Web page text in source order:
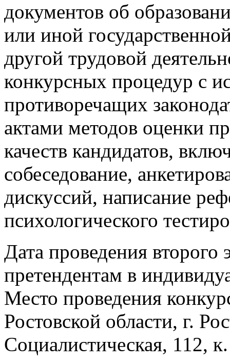
документов об
или иной
другой трудовой
конкурсных процедур с
противоречащих
актами методов оценки
качеств кандидатов,
собеседование,
дискуссий, написание
психологического
Дата проведения второго
претендентам в
Место проведения
Ростовской области, г.
Социалистическая, 112,